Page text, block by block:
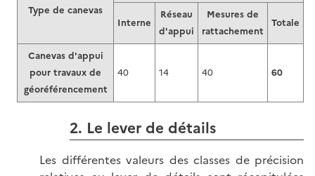
Type de canevas
Interne
Réseau
d'appui
Mesures de
rattachement
Totale
Canevas d'appui
pour travaux de
géoréférencement
40 14 40 60
2. Le lever de détails
Les différentes valeurs des classes de précision